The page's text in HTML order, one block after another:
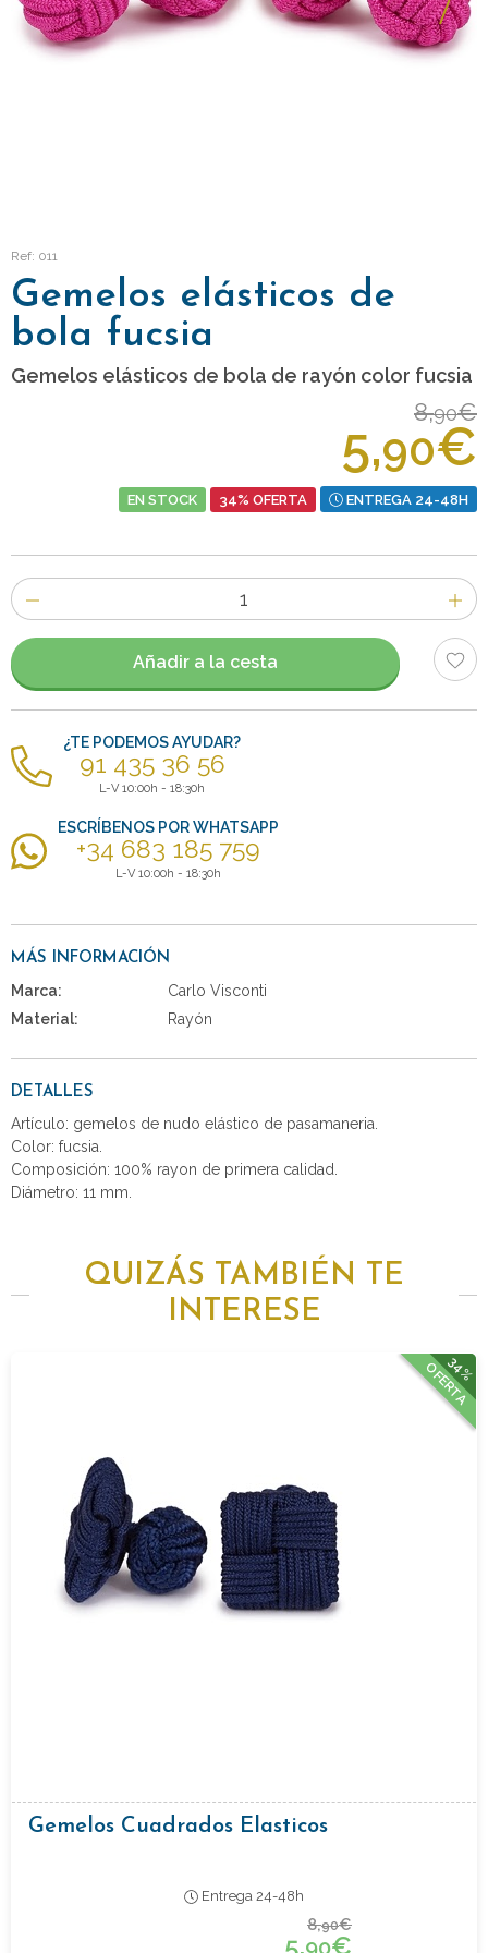
Ref: 011
Gemelos elásticos de
bola fucsia
Gemelos elásticos de bola de rayón color fucsia
8,90€
5,90€
EN STOCK 34% OFERTA ENTREGA 24-48H
Número
de
artículos
Añadir a la cesta
¿TE PODEMOS AYUDAR?
91 435 36 56
L-V 10:00h - 18:30h
ESCRÍBENOS POR WHATSAPP
+34 683 185 759
L-V 10:00h - 18:30h
MÁS INFORMACIÓN
Marca:
Carlo Visconti
Material:
Rayón
DETALLES
Artículo: gemelos de nudo elástico de pasamaneria.
Color: fucsia.
Composición: 100% rayon de primera calidad.
Diámetro: 11 mm.
QUIZÁS TAMBIÉN TE
INTERESE
34%
OFERTA
Gemelos Cuadrados Elasticos
Entrega 24-48h
8,90€
5,90€